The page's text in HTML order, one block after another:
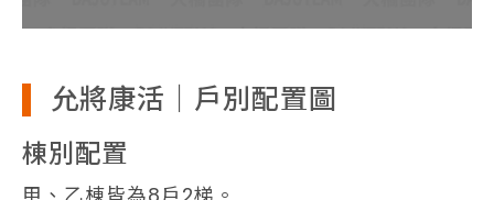
允將康活｜戶別配置圖
棟別配置